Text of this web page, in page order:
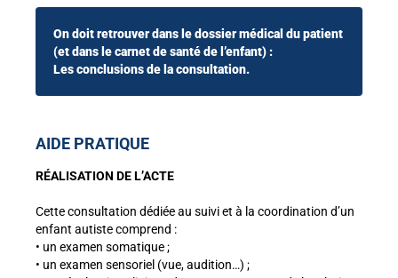
On doit retrouver dans le dossier médical du patient
(et dans le carnet de santé de l’enfant) :
Les conclusions de la consultation.
AIDE PRATIQUE
RÉALISATION DE L’ACTE
Cette consultation dédiée au suivi et à la coordination d’un
enfant autiste comprend :
• un examen somatique ;
• un examen sensoriel (vue, audition…) ;